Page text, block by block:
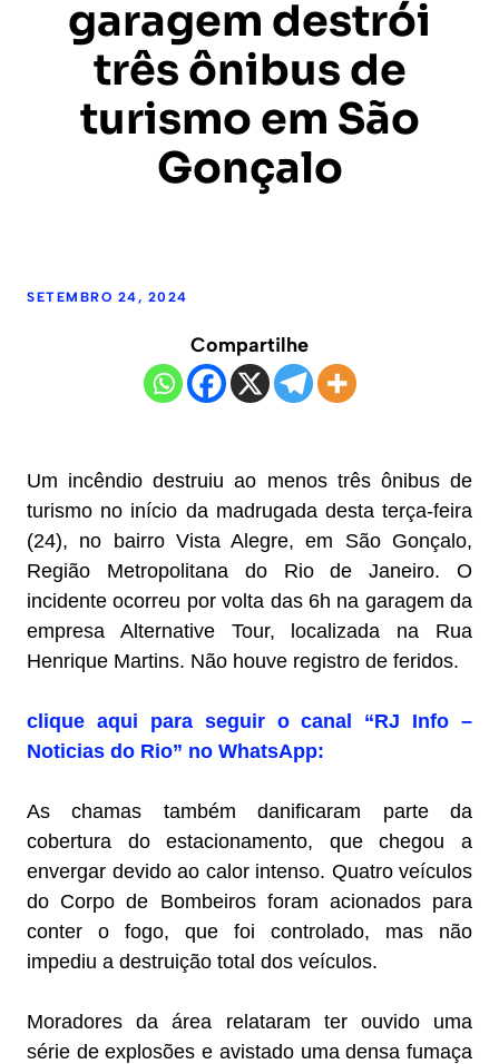
garagem destrói
três ônibus de
turismo em São
Gonçalo
SETEMBRO 24, 2024
Compartilhe
Um incêndio destruiu ao menos três ônibus de
turismo no início da madrugada desta terça-feira
(24), no bairro Vista Alegre, em São Gonçalo,
Região Metropolitana do Rio de Janeiro. O
incidente ocorreu por volta das 6h na garagem da
empresa Alternative Tour, localizada na Rua
Henrique Martins. Não houve registro de feridos.
clique aqui para seguir o canal “RJ Info –
Noticias do Rio” no WhatsApp:
As chamas também danificaram parte da
cobertura do estacionamento, que chegou a
envergar devido ao calor intenso. Quatro veículos
do Corpo de Bombeiros foram acionados para
conter o fogo, que foi controlado, mas não
impediu a destruição total dos veículos.
Moradores da área relataram ter ouvido uma
série de explosões e avistado uma densa fumaça